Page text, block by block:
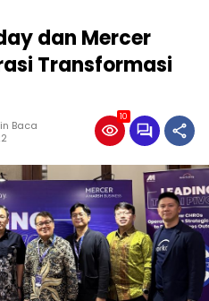
dan Mercer
Transformasi
Baca
10